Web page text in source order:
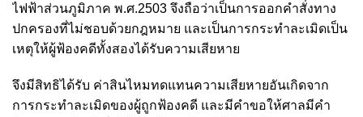
ไฟฟ้าส่วนภูมิภาค พ.ศ.2503 จึงถือว่าเป็นการออกคำสั่งทาง
ปกครองที่ไม่ชอบด้วยกฎหมาย และเป็นการกระทำละเมิดเป็น
เหตุให้ผู้ฟ้องคดีทั้งสองได้รับความเสียหาย
จึงมีสิทธิได้รับ ค่าสินไหมทดแทนความเสียหายอันเกิดจาก
การกระทำละเมิดของผู้ถูกฟ้องคดี และมีคำขอให้ศาลมีคำ